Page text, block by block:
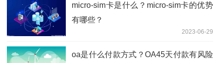
micro-sim卡是什么？micro-sim卡的优势
有哪些？
2023-06-29
oa是什么付款方式？OA45天付款有风险